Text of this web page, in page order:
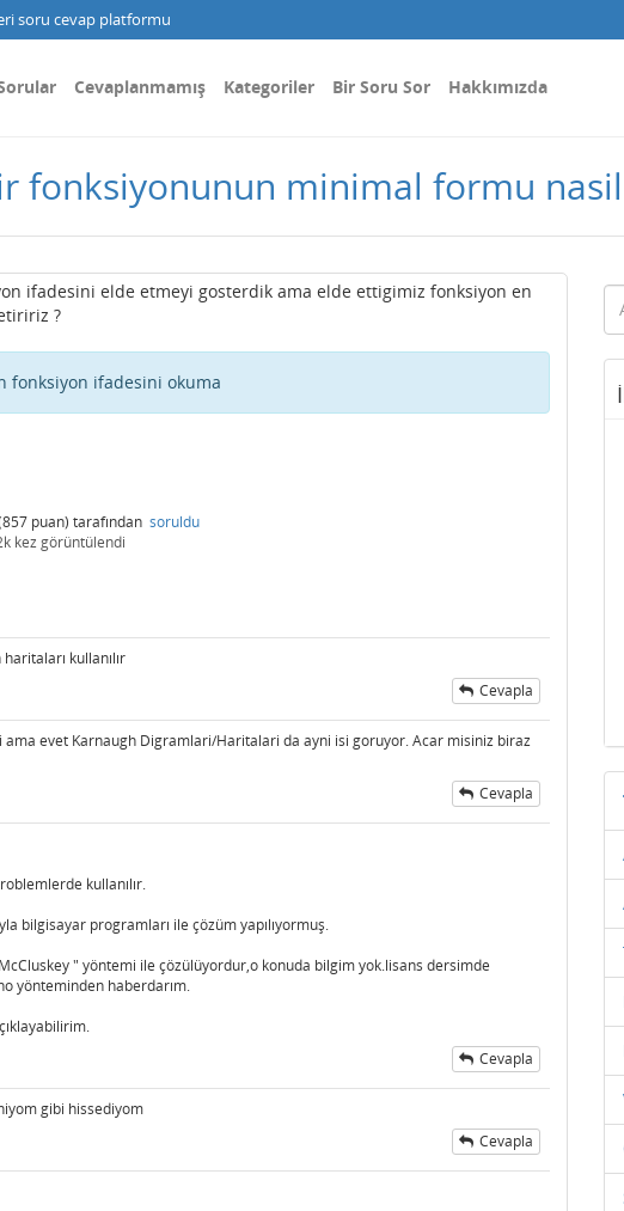
soru cevap platformu
Cevaplanmamış Kategoriler Bir Soru Sor Hakkımızda
fonksiyonunun minimal formu
ifadesini elde etmeyi gosterdik ama elde ettigimiz fonksiyon en
?
fonksiyon ifadesini okuma
857 puan) tarafından soruldu
kez görüntülendi
kullanılır
Cevapla
evet Karnaugh Digramlari/Haritalari da ayni isi goruyor. Acar misiniz biraz
Cevapla
kullanılır.
bilgisayar programları ile çözüm yapılıyormuş.
" yöntemi ile çözülüyordur,o konuda bilgim yok.lisans dersimde
yönteminden haberdarım.
Cevapla
gibi hissediyom
Cevapla